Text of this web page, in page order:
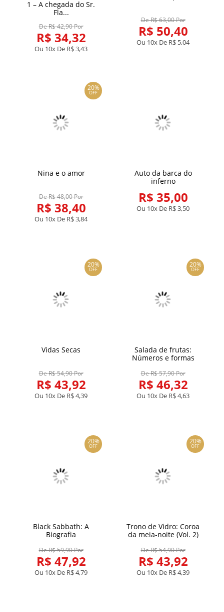
1 – A chegada do Sr.
Fla...
De R$ 42,90 Por
R$ 34,32
Ou 10x De R$ 3,43
De R$ 63,00 Por
R$ 50,40
Ou 10x De R$ 5,04
20%
OFF
Nina e o amor
De R$ 48,00 Por
R$ 38,40
Ou 10x De R$ 3,84
Auto da barca do
inferno
R$ 35,00
Ou 10x De R$ 3,50
20%
OFF
Vidas Secas
De R$ 54,90 Por
R$ 43,92
Ou 10x De R$ 4,39
20%
OFF
Salada de frutas:
Números e formas
De R$ 57,90 Por
R$ 46,32
Ou 10x De R$ 4,63
20%
OFF
Black Sabbath: A
Biografia
De R$ 59,90 Por
R$ 47,92
Ou 10x De R$ 4,79
20%
OFF
Trono de Vidro: Coroa
da meia-noite (Vol. 2)
De R$ 54,90 Por
R$ 43,92
Ou 10x De R$ 4,39